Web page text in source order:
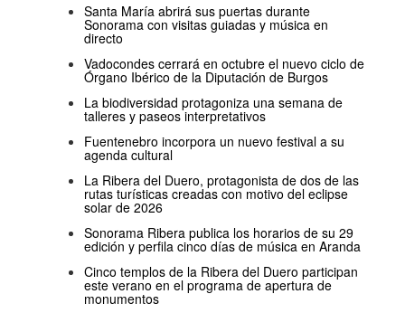
Santa María abrirá sus puertas durante
Sonorama con visitas guiadas y música en
directo
Vadocondes cerrará en octubre el nuevo ciclo de
Órgano Ibérico de la Diputación de Burgos
La biodiversidad protagoniza una semana de
talleres y paseos interpretativos
Fuentenebro incorpora un nuevo festival a su
agenda cultural
La Ribera del Duero, protagonista de dos de las
rutas turísticas creadas con motivo del eclipse
solar de 2026
Sonorama Ribera publica los horarios de su 29
edición y perfila cinco días de música en Aranda
Cinco templos de la Ribera del Duero participan
este verano en el programa de apertura de
monumentos